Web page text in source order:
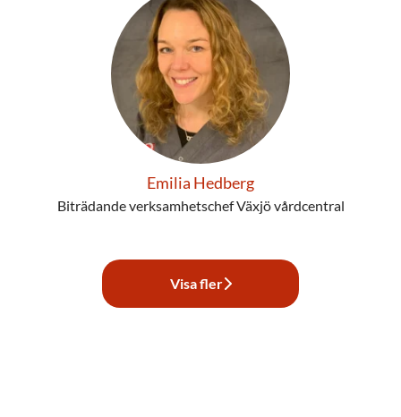
Emilia Hedberg
Biträdande verksamhetschef Växjö vårdcentral
Visa fler